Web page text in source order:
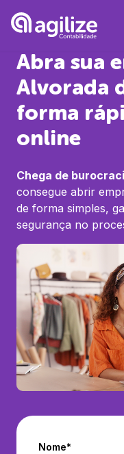
Abra sua
Alvorada
forma
online
Chega de
consegue abrir
de forma simples,
segurança no
Nome*